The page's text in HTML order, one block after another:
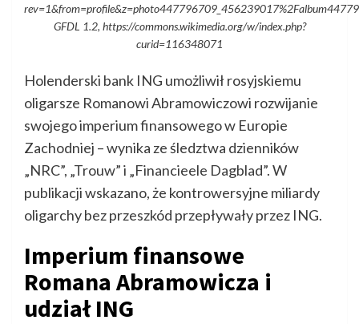
GFDL 1.2, https://commons.wikimedia.org/w/index.php?
curid=116348071
Holenderski bank ING umożliwił rosyjskiemu
oligarsze Romanowi Abramowiczowi rozwijanie
swojego imperium finansowego w Europie
Zachodniej – wynika ze śledztwa dzienników
„NRC”, „Trouw” i „Financieele Dagblad”. W
publikacji wskazano, że kontrowersyjne miliardy
oligarchy bez przeszkód przepływały przez ING.
Imperium finansowe
Romana Abramowicza i
udział ING